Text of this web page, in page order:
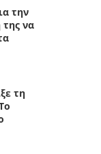
την
να
τη